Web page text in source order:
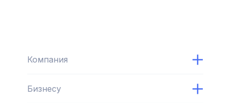
Компания
Бизнесу